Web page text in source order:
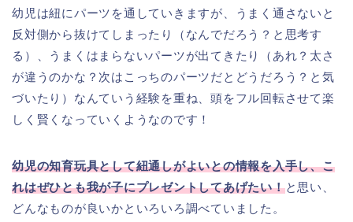
幼児は紐にパーツを通していきますが、うまく通さないと
反対側から抜けてしまったり（なんでだろう？と思考す
る）、うまくはまらないパーツが出てきたり（あれ？太さ
が違うのかな？次はこっちのパーツだとどうだろう？と気
づいたり）なんていう経験を重ね、頭をフル回転させて楽
しく賢くなっていくようなのです！
幼児の知育玩具として紐通しがよいとの情報を入手し、こ
れはぜひとも我が子にプレゼントしてあげたい！と思い、
どんなものが良いかといろいろ調べていました。